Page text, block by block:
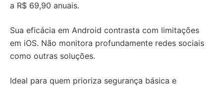
a R$ 69,90 anuais.
Sua eficácia em Android contrasta com limitações
em iOS. Não monitora profundamente redes sociais
como outras soluções.
Ideal para quem prioriza segurança básica e